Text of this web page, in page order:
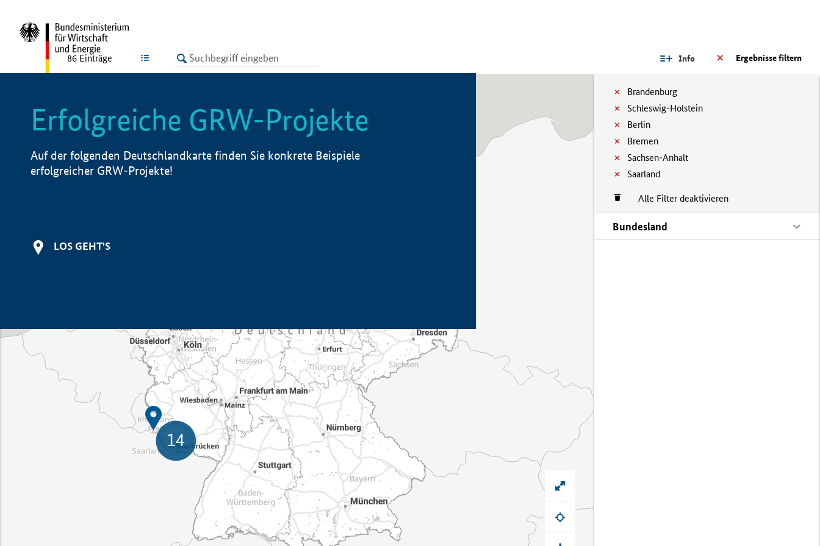
LISTE Ergebnisse filtern
Info
Brandenburg
Schleswig-Holstein
Berlin
Bremen
Sachsen-Anhalt
Saarland
Alle Filter deaktivieren
Bundesland
86 Einträge
Erfolgreiche GRW-Projekte
Auf der folgenden Deutschlandkarte finden Sie konkrete Beispiele
erfolgreicher GRW-Projekte!
LOS GEHT'S